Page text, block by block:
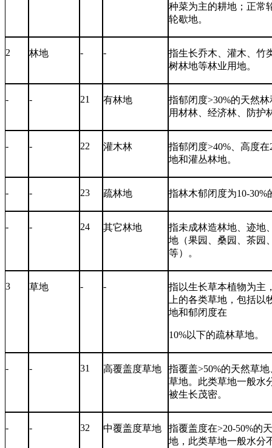
种菜为主的耕地；正常
轮歇地。
2 林地 - -
指生长乔木、灌木、竹
树林地等林业用地。
- - 21 有林地 指郁闭度>30%的天然
用材林、经济林、防护
- - 22 灌木林 指郁闭度>40% 、高度在
地和灌丛林地。
- - 23 疏林地 指林木郁闭度为10-30%
- - 24 其它林地
指未成林造林地、迹地
地（果园、桑园、茶园
等）。
3 草地 - -
指以生长草本植物为主
上的各类草地，包括以
地和郁闭度在
10%以下的疏林草地。
- - 31 高覆盖度草地 指覆盖>50%的天然草
草地。此类草地一般水
被生长茂密。
- - 32 中覆盖度草地 指覆盖度在>20-50%的
地，此类草地一般水分